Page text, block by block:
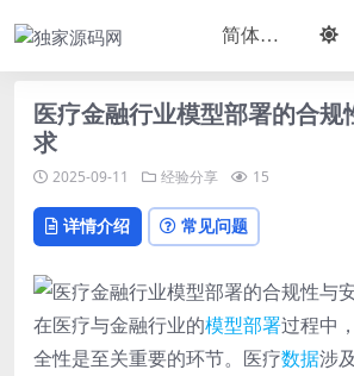
医疗金融行业模型部署的合规
求
2025-09-11 经验分享 15
详情介绍 常见问题
在医疗与金融行业的模型部署过程中
全性是至关重要的环节。医疗数据涉